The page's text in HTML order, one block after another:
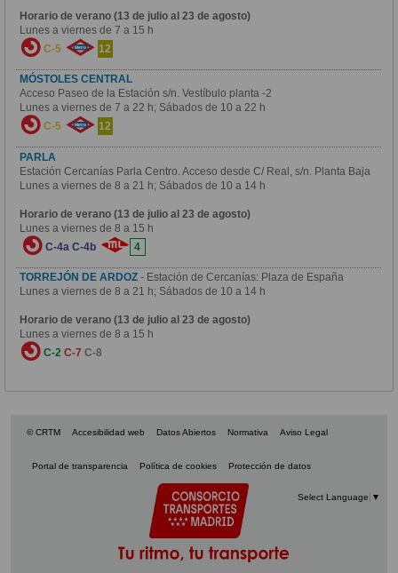
Horario de verano (13 de julio al 23 de agosto)
Lunes a viernes de 7 a 15 h
C-5
12
MÓSTOLES CENTRAL
Acceso Paseo de la Estación s/n. Vestíbulo planta -2
Lunes a viernes de 7 a 22 h; Sábados de 10 a 22 h
C-5
12
PARLA
Estación Cercanías Parla Centro. Acceso desde C/ Real, s/n. Planta Baja
Lunes a viernes de 8 a 21 h; Sábados de 10 a 14 h
Horario de verano (13 de julio al 23 de agosto)
Lunes a viernes de 8 a 15 h
C-4a C-4b 4
TORREJÓN DE ARDOZ - Estación de Cercanías: Plaza de España
Lunes a viernes de 8 a 21 h; Sábados de 10 a 14 h
Horario de verano (13 de julio al 23 de agosto)
Lunes a viernes de 8 a 15 h
C-2 C-7 C-8
© CRTM Accesibilidad web Datos Abiertos Normativa Aviso Legal
Portal de transparencia Política de cookies Protección de datos
Select Language ▼